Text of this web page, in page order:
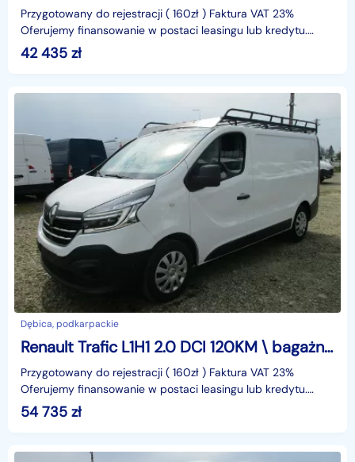
Przygotowany do rejestracji ( 160zł ) Faktura VAT 23%
Oferujemy finansowanie w postaci leasingu lub kredytu.
Gwarantujemy za przebieg.identyfikator: AKL3KJX1
42 435 zł
Dębica, podkarpackie
Renault Trafic L1H1 2.0 DCI 120KM \ bagażnik dachowy \ FV23%
Przygotowany do rejestracji ( 160zł ) Faktura VAT 23%
Oferujemy finansowanie w postaci leasingu lub kredytu.
Gwarantujemy za przebieg.identyfikator: AKL3KJ57
54 735 zł